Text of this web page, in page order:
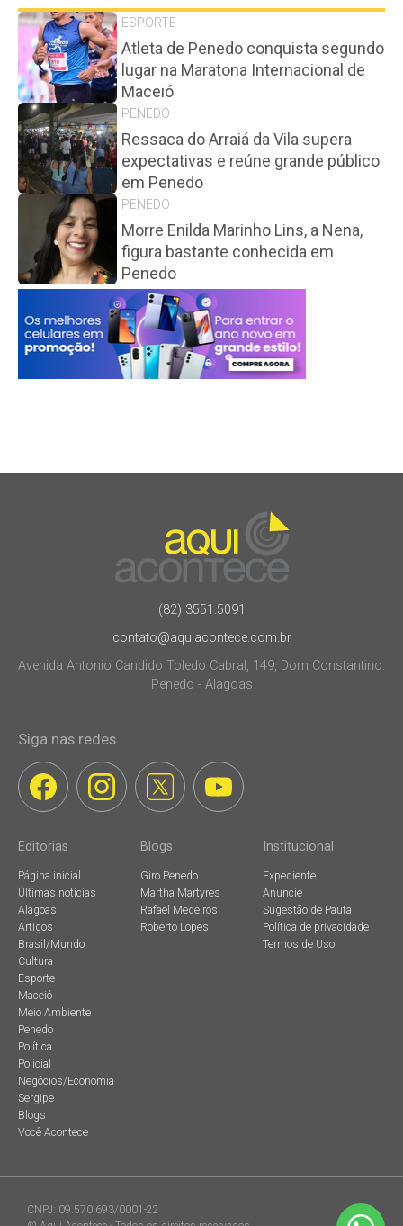
ESPORTE
Atleta de Penedo conquista segundo
lugar na Maratona Internacional de
Maceió
PENEDO
Ressaca do Arraiá da Vila supera
expectativas e reúne grande público
em Penedo
PENEDO
Morre Enilda Marinho Lins, a Nena,
figura bastante conhecida em
Penedo
(82) 3551.5091
contato@aquiacontece.com.br
Avenida Antonio Candido Toledo Cabral, 149, Dom Constantino.
Penedo - Alagoas
Siga nas redes
Editorias
Página inicial
Últimas notícias
Alagoas
Artigos
Brasil/Mundo
Cultura
Esporte
Maceió
Meio Ambiente
Penedo
Política
Policial
Negócios/Economia
Sergipe
Blogs
Você Acontece
Blogs
Giro Penedo
Martha Martyres
Rafael Medeiros
Roberto Lopes
Institucional
Expediente
Anuncie
Sugestão de Pauta
Política de privacidade
Termos de Uso
CNPJ: 09.570.693/0001-22